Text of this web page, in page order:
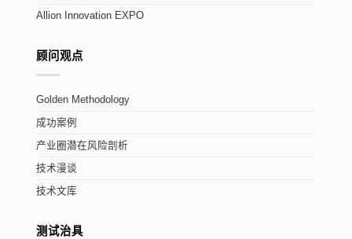
Allion Innovation EXPO
顾问观点
Golden Methodology
成功案例
产业圈潜在风险剖析
技术漫谈
技术文库
测试治具